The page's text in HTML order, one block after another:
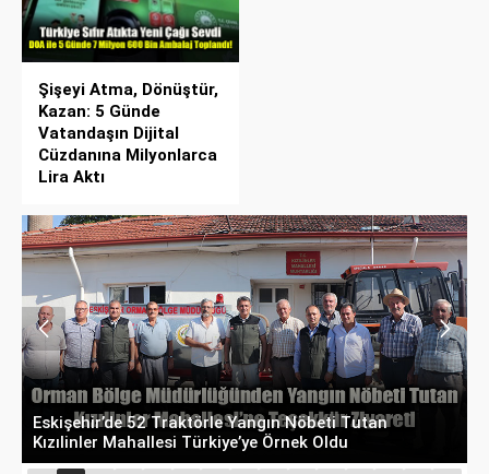
Şişeyi Atma, Dönüştür,
Kazan: 5 Günde
Vatandaşın Dijital
Cüzdanına Milyonlarca
Lira Aktı
Eskişehir’de 52 Traktörle Yangın Nöbeti Tutan
Kızılinler Mahallesi Türkiye’ye Örnek Oldu